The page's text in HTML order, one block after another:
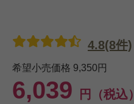
希望小売価格 9,350円
6,039 円（税込）
4.8(8件)